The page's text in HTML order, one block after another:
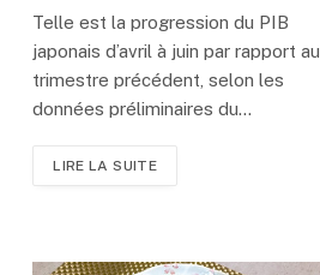
Telle est la progression du PIB
japonais d’avril à juin par rapport au
trimestre précédent, selon les
données préliminaires du…
LIRE LA SUITE